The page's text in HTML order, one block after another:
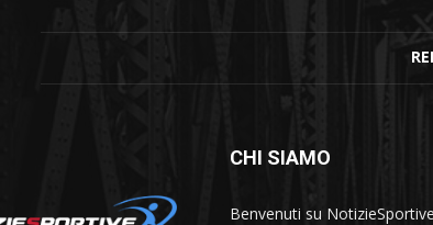
CHI SIAMO
Benvenuti su